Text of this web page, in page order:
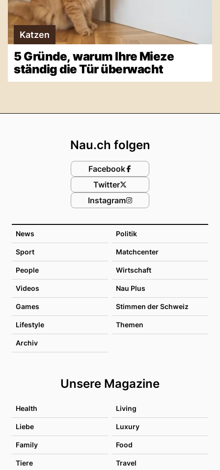
Katzen
5 Gründe, warum Ihre Mieze
ständig die Tür überwacht
News Politik
Sport Matchcenter
People Wirtschaft
Videos Nau Plus
Games Stimmen der Schweiz
Lifestyle Themen
Archiv
Unsere Magazine
Health Living
Liebe Luxury
Family Food
Tiere Travel
Nau.ch folgen
Facebook
Twitter
Instagram